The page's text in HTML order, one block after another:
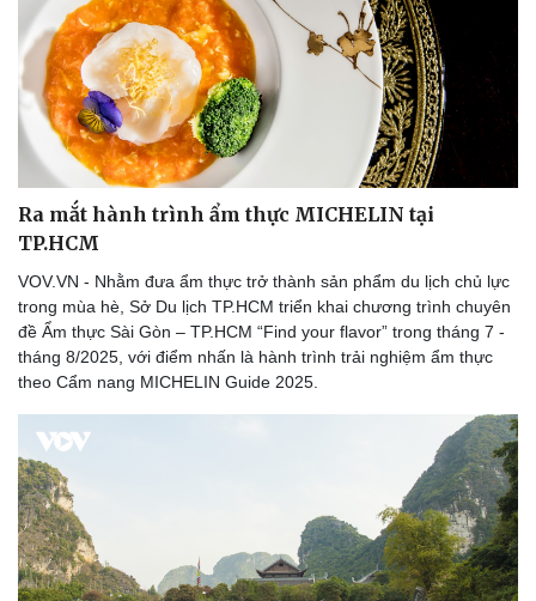
Ra mắt hành trình ẩm thực MICHELIN tại
TP.HCM
VOV.VN - Nhằm đưa ẩm thực trở thành sản phẩm du lịch chủ lực
trong mùa hè, Sở Du lịch TP.HCM triển khai chương trình chuyên
đề Ẩm thực Sài Gòn – TP.HCM “Find your flavor” trong tháng 7 -
tháng 8/2025, với điểm nhấn là hành trình trải nghiệm ẩm thực
theo Cẩm nang MICHELIN Guide 2025.